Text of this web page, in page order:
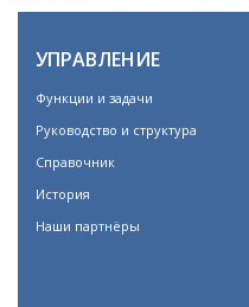
УПРАВЛЕНИЕ
Функции и задачи
Руководство и структура
Справочник
История
Наши партнёры